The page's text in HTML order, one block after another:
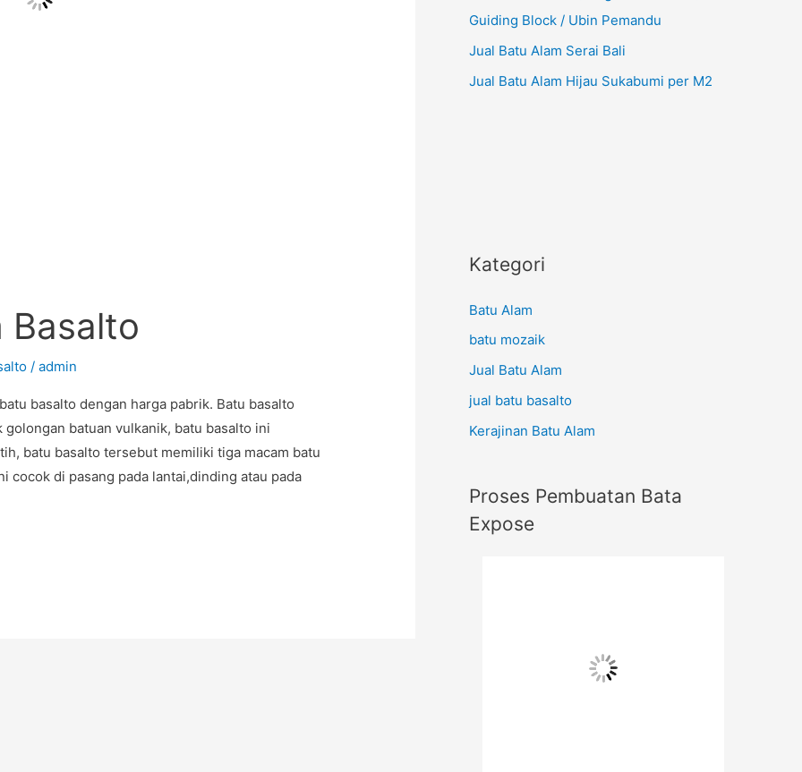
Basalto
/admin
basalto dengan harga pabrik. Batu basalto
batuan vulkanik, batu basalto ini
batu basalto tersebut memiliki tiga macam batu
cocok di pasang pada lantai,dinding atau pada
Guiding Block / Ubin Pemandu
Jual Batu Alam Serai Bali
Jual Batu Alam Hijau Sukabumi per M2
Kategori
Batu Alam
batu mozaik
Jual Batu Alam
jual batu basalto
Kerajinan Batu Alam
Proses Pembuatan Bata
Expose